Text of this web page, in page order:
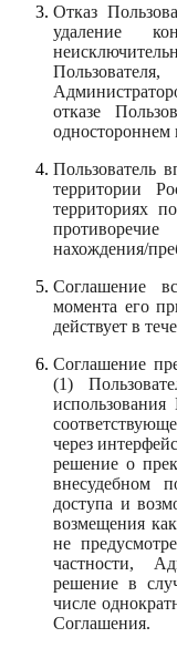
Отказ
удаление
отказе
одностороннем
Пользователь
территории
территориях
нахождения/
Соглашение
момента его
действует в
Соглашение
(1)
через
решение о
внесудебном
доступа и
возмещения
не
частности,
решение в
числе
Соглашения.